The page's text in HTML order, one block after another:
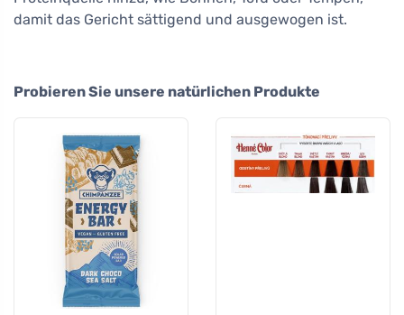
damit das Gericht sättigend und ausgewogen ist.
Probieren Sie unsere natürlichen Produkte